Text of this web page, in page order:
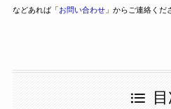
などあれば「お問い合わせ」からご連絡くだ